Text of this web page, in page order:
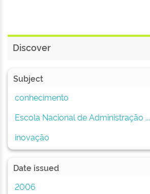
Discover
Subject
conhecimento
Escola Nacional de Administração ...
inovação
Date issued
2006